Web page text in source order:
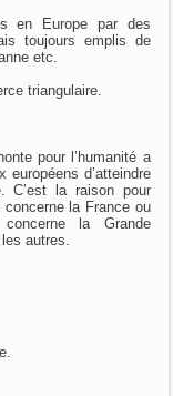
en Europe par des
toujours emplis de
etc.
triangulaire.
pour l’humanité a
d’atteindre
C’est la raison pour
la France ou
la Grande
autres.